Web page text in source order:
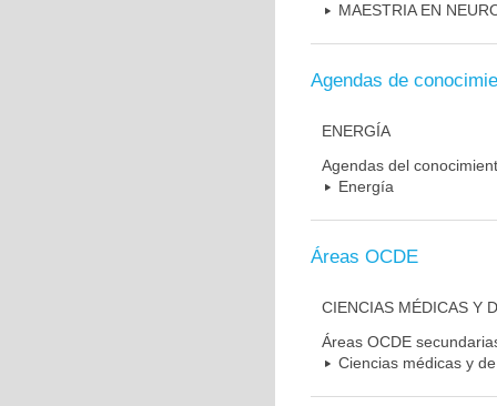
MAESTRIA EN
Agendas de
ENERGÍA
Agendas del
Energía
Áreas OCDE
CIENCIAS MÉDICAS Y
Áreas OCDE
Ciencias médicas y